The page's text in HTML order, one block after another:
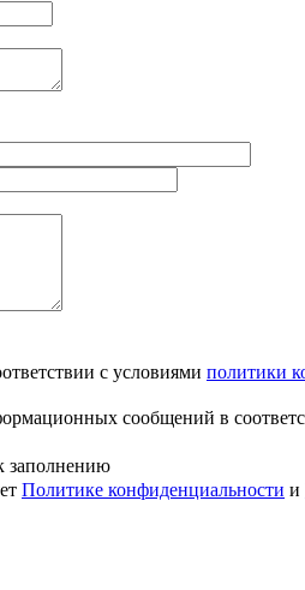
с условиями политики
сообщений в
заполнению
Политике конфиденциальности и